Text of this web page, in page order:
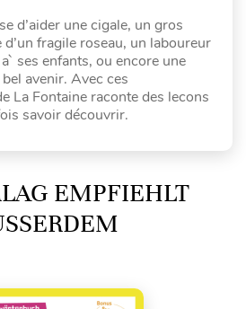
d’aider une cigale, un gros
fragile roseau, un laboureur
ses enfants, ou encore une
avenir. Avec ces
La Fontaine raconte des lecons
savoir découvrir.
EMPFIEHLT